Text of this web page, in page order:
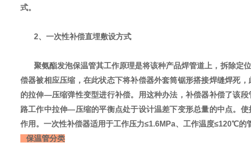
式。
2、一次性补偿直埋敷设方式
聚氨酯发泡保温管其工作原理是将该种产品焊管道上，拆除定
偿器被相应压缩，在此状态下将补偿器外套筒锯形搭接焊缝焊死
的拉伸—压缩弹性变型进行补偿。用这种办法，补偿器补偿了该
路工作中拉伸—压缩的平衡点处于设计温差下变形总量的中点。
作用。一次性补偿器适用于工作压力≤1.6MPa、工作温度≤120℃的
保温管分类